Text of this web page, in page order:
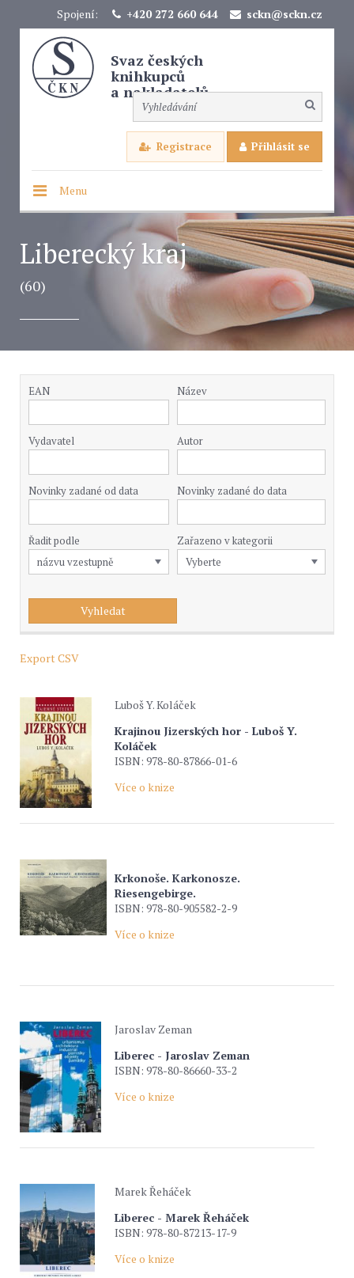
Spojení: +420 272 660 644 sckn@sckn.cz
Svaz českých
knihkupců
a nakladatelů
Registrace Přihlásit se
Menu
Liberecký kraj
(60)
EAN Název
Vydavatel Autor
Novinky zadané od data Novinky zadané do data
Řadit podle Zařazeno v kategorii
Export CSV
Luboš Y. Koláček
Krajinou Jizerských hor - Luboš Y.
Koláček
ISBN: 978-80-87866-01-6
Více o knize
Krkonoše. Karkonosze.
Riesengebirge.
ISBN: 978-80-905582-2-9
Více o knize
Jaroslav Zeman
Liberec - Jaroslav Zeman
ISBN: 978-80-86660-33-2
Více o knize
Marek Řeháček
Liberec - Marek Řeháček
ISBN: 978-80-87213-17-9
Více o knize